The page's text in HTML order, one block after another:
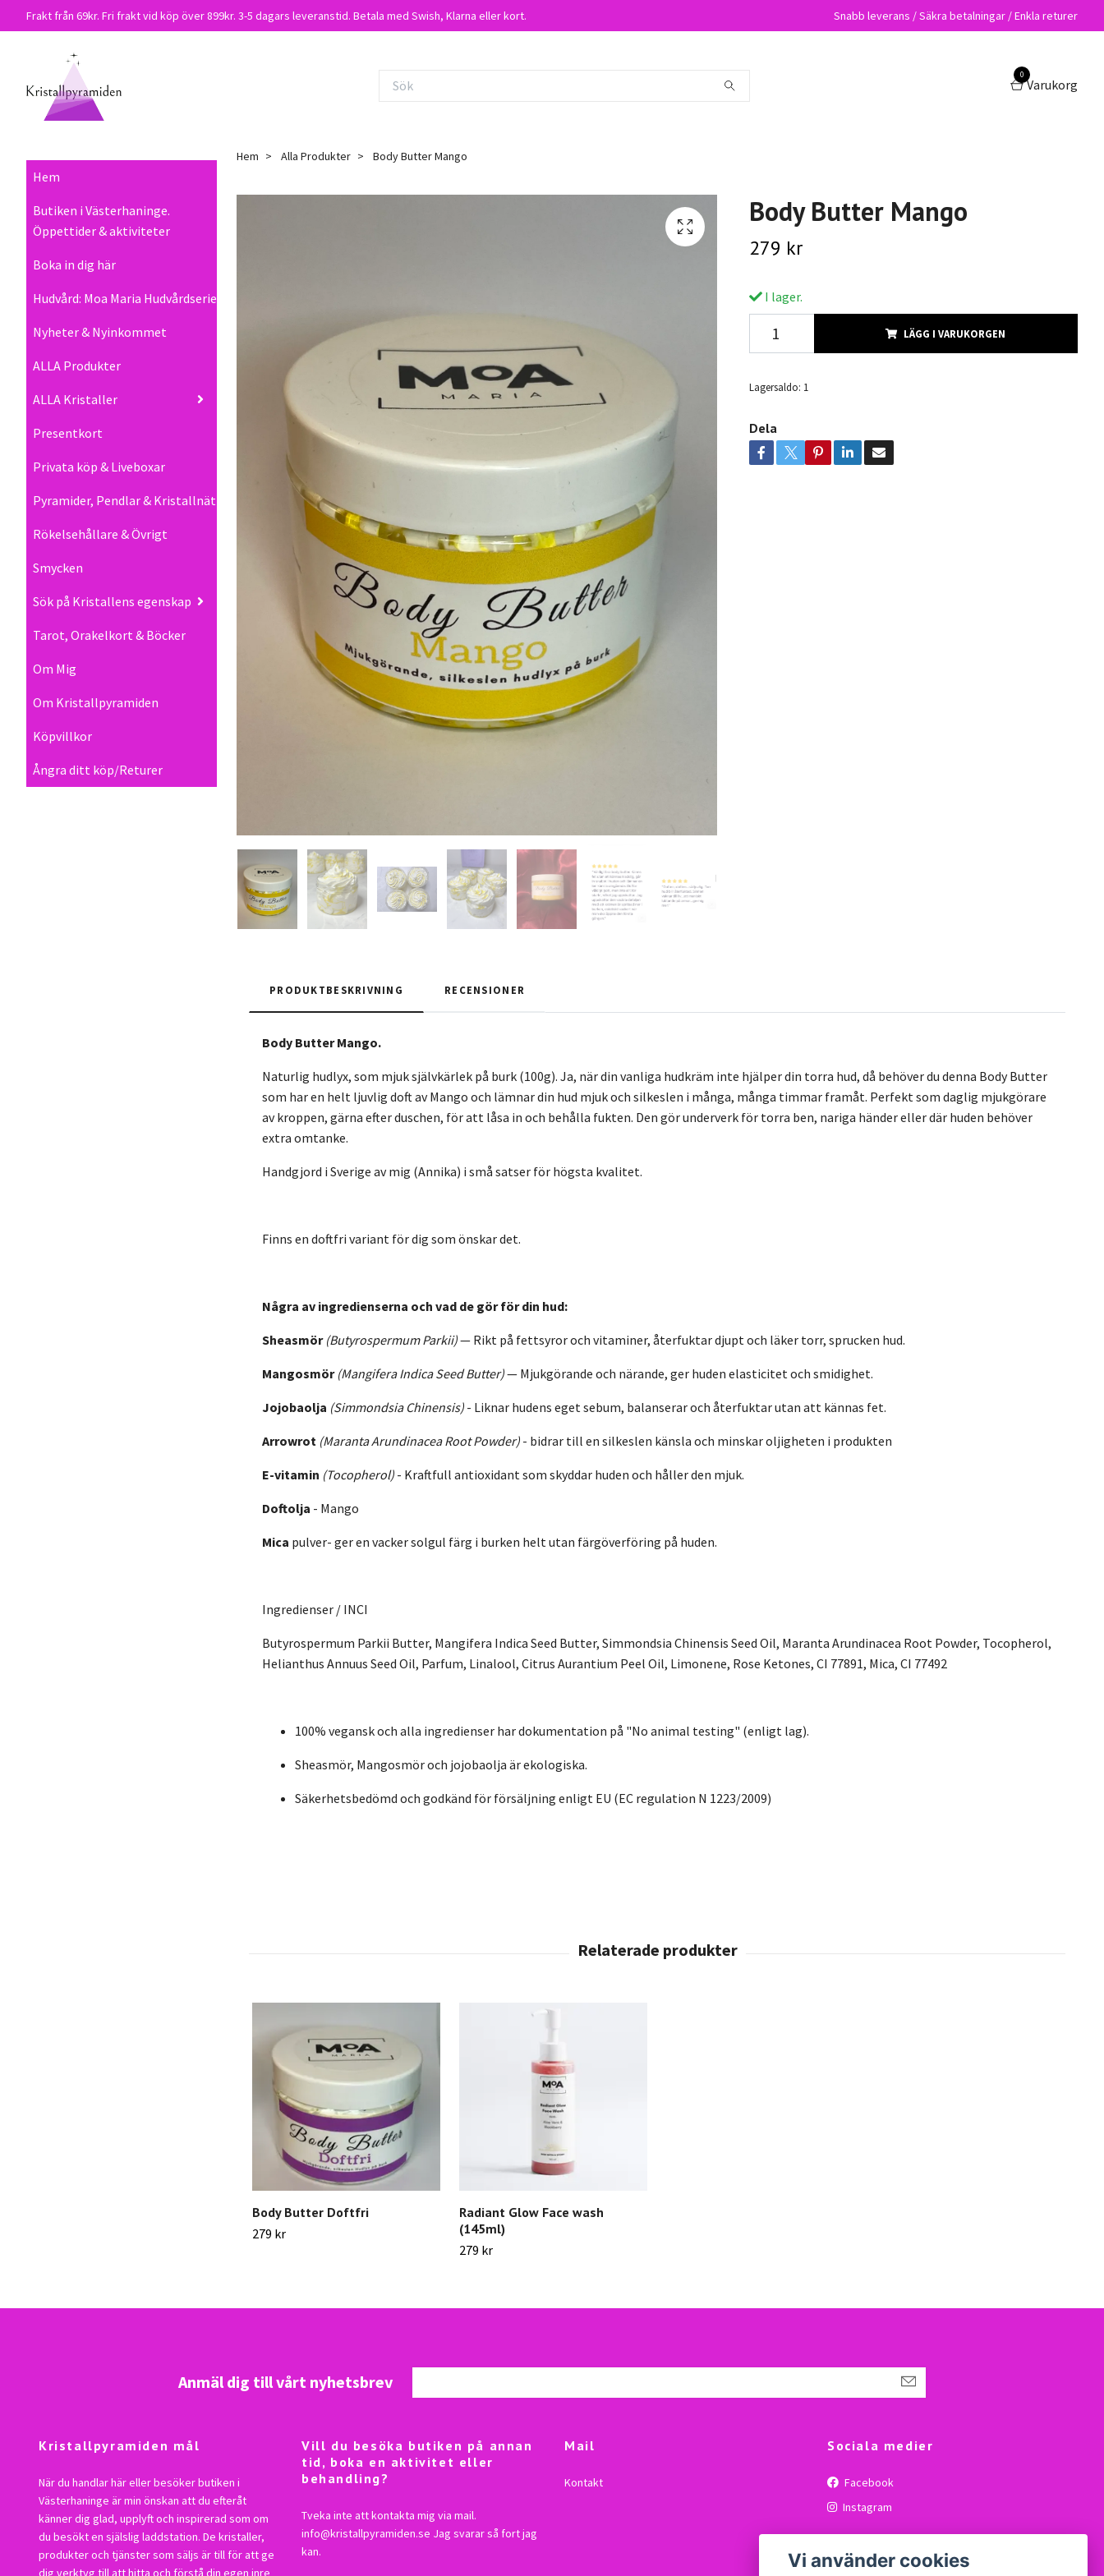
Frakt från 69kr. Fri frakt vid köp över 899kr. 3-5 dagars leveranstid. Betala med Swish, Klarna eller kort. Snabb leverans / Säkra betalningar / Enkla returer
0
Varukorg
Hem
Butiken i Västerhaninge.
Öppettider & aktiviteter
Boka in dig här
Hudvård: Moa Maria Hudvårdserie
Nyheter & Nyinkommet
ALLA Produkter
ALLA Kristaller
Presentkort
Privata köp & Liveboxar
Pyramider, Pendlar & Kristallnät
Rökelsehållare & Övrigt
Smycken
Sök på Kristallens egenskap
Tarot, Orakelkort & Böcker
Om Mig
Om Kristallpyramiden
Köpvillkor
Ångra ditt köp/Returer
Hem Alla Produkter Body Butter Mango
Body Butter Mango
279 kr
I lager.
LÄGG I VARUKORGEN
Lagersaldo: 1
Dela
PRODUKTBESKRIVNING RECENSIONER
Body Butter Mango.
Naturlig hudlyx, som mjuk självkärlek på burk (100g). Ja, när din vanliga hudkräm inte hjälper din torra hud, då behöver du denna Body Butter
som har en helt ljuvlig doft av Mango och lämnar din hud mjuk och silkeslen i många, många timmar framåt. Perfekt som daglig mjukgörare
av kroppen, gärna efter duschen, för att låsa in och behålla fukten. Den gör underverk för torra ben, nariga händer eller där huden behöver
extra omtanke.
Handgjord i Sverige av mig (Annika) i små satser för högsta kvalitet.
Finns en doftfri variant för dig som önskar det.
Några av ingredienserna och vad de gör för din hud:
Sheasmör (Butyrospermum Parkii)— Rikt på fettsyror och vitaminer, återfuktar djupt och läker torr, sprucken hud.
Mangosmör (Mangifera Indica Seed Butter)— Mjukgörande och närande, ger huden elasticitet och smidighet.
Jojobaolja (Simmondsia Chinensis) - Liknar hudens eget sebum, balanserar och återfuktar utan att kännas fet.
Arrowrot (Maranta Arundinacea Root Powder) - bidrar till en silkeslen känsla och minskar oljigheten i produkten
E-vitamin (Tocopherol) - Kraftfull antioxidant som skyddar huden och håller den mjuk.
Doftolja - Mango
Mica pulver- ger en vacker solgul färg i burken helt utan färgöverföring på huden.
Ingredienser / INCI
Butyrospermum Parkii Butter, Mangifera Indica Seed Butter, Simmondsia Chinensis Seed Oil, Maranta Arundinacea Root Powder, Tocopherol,
Helianthus Annuus Seed Oil, Parfum, Linalool, Citrus Aurantium Peel Oil, Limonene, Rose Ketones, CI 77891, Mica, CI 77492
100% vegansk och alla ingredienser har dokumentation på "No animal testing" (enligt lag).
Sheasmör, Mangosmör och jojobaolja är ekologiska.
Säkerhetsbedömd och godkänd för försäljning enligt EU (EC regulation N 1223/2009)
Body Butter Doftfri
279 kr
Radiant Glow Face wash
(145ml)
279 kr
Anmäl dig till vårt nyhetsbrev
Kristallpyramiden mål
När du handlar här eller besöker butiken i
Västerhaninge är min önskan att du efteråt
känner dig glad, upplyft och inspirerad som om
du besökt en själslig laddstation. De kristaller,
produkter och tjänster som säljs är till för att ge
dig verktyg till att hitta och förstå din egen inre
Vill du besöka butiken på annan
tid, boka en aktivitet eller
behandling?
Tveka inte att kontakta mig via mail.
info@kristallpyramiden.se Jag svarar så fort jag
kan.
Mail
Kontakt
Sociala medier
Facebook
Instagram
Vi använder cookies